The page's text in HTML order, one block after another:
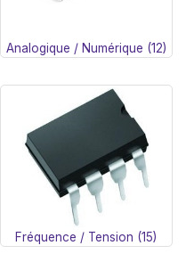
Analogique / Numérique (12)
Fréquence / Tension (15)